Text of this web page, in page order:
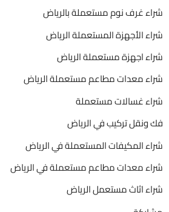
غرف نوم مستعملة بالرياض
الأجهزة المستعملة الرياض
اجهزة مستعملة الرياض
معدات مطاعم مستعملة الرياض
غسالات مستعملة
تركيب في الرياض
المكيفات المستعملة في الرياض
معدات مطاعم مستعملة في الرياض
اثاث مستعمل الرياض